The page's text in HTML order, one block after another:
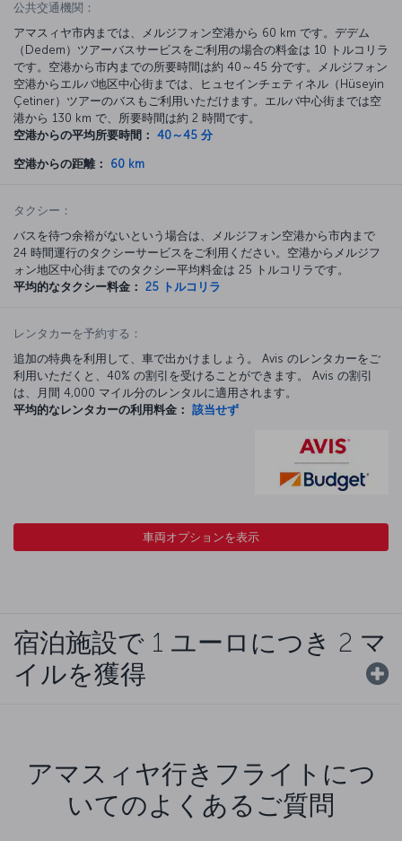
公共交通機関：
アマスィヤ市内までは、メルジフォン空港から 60 km です。デデム
（Dedem）ツアーバスサービスをご利用の場合の料金は 10 トルコリラ
です。空港から市内までの所要時間は約 40～45 分です。メルジフォン
空港からエルバ地区中心街までは、ヒュセインチェティネル（Hüseyin
Çetiner）ツアーのバスもご利用いただけます。エルバ中心街までは空
港から 130 km で、所要時間は約 2 時間です。
空港からの平均所要時間： 40～45 分
空港からの距離： 60 km
タクシー：
バスを待つ余裕がないという場合は、メルジフォン空港から市内まで
24 時間運行のタクシーサービスをご利用ください。空港からメルジフ
ォン地区中心街までのタクシー平均料金は 25 トルコリラです。
平均的なタクシー料金： 25 トルコリラ
レンタカーを予約する：
追加の特典を利用して、車で出かけましょう。 Avis のレンタカーをご
利用いただくと、40% の割引を受けることができます。 Avis の割引
は、月間 4,000 マイル分のレンタルに適用されます。
平均的なレンタカーの利用料金： 該当せず
車両オプションを表示
宿泊施設で 1 ユーロにつき 2 マ
イルを獲得
アマスィヤ行きフライトにつ
いてのよくあるご質問